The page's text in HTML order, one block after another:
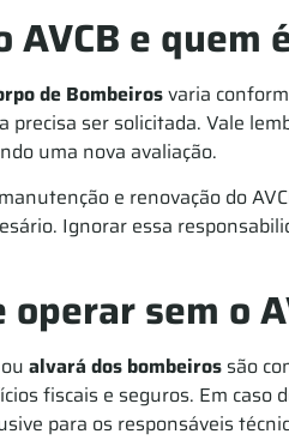
e quem
de Bombeirosvaria
precisa ser solicitada. Vale
uma nova avaliação.
e renovação do
Ignorar essa
sem o
ou alvará dos bombeiros são
fiscais e seguros. Em
para os responsáveis